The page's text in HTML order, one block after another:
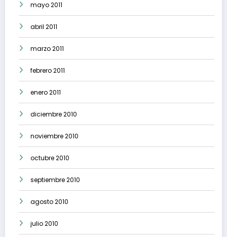
mayo 2011
abril 2011
marzo 2011
febrero 2011
enero 2011
diciembre 2010
noviembre 2010
octubre 2010
septiembre 2010
agosto 2010
julio 2010